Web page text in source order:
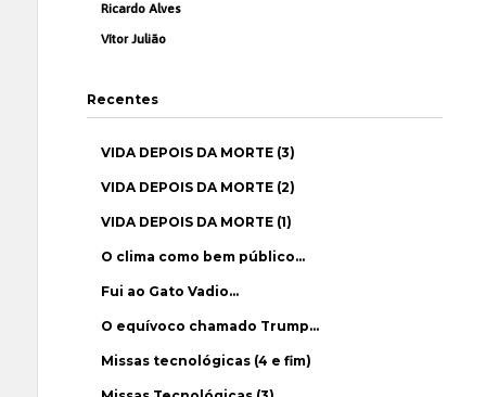
Ricardo Alves
Vítor Julião
Recentes
VIDA DEPOIS DA MORTE (3)
VIDA DEPOIS DA MORTE (2)
VIDA DEPOIS DA MORTE (1)
O clima como bem público…
Fui ao Gato Vadio…
O equívoco chamado Trump…
Missas tecnológicas (4 e fim)